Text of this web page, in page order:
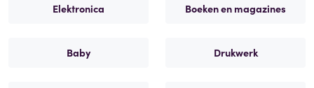
Elektronica Boeken en magazines
Baby Drukwerk